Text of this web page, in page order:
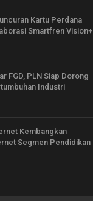
Kartu Perdana
Smartfren Vision+
FGD, PLN Siap Dorong
Industri
Kembangkan
Segmen Pendidikan